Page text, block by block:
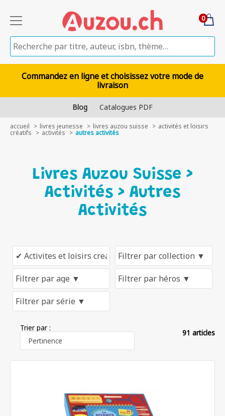
0
Commandez en ligne et choisissez votre mode de
livraison
Blog Catalogues PDF
accueil livres jeunesse livres auzou suisse activités et loisirs
créatifs activités autres activités
Livres Auzou Suisse >
Activités > Autres
Activités
Trier par :
91 articles